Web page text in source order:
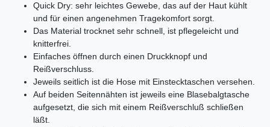
Quick Dry: sehr leichtes Gewebe, das auf der Haut kühlt
und für einen angenehmen Tragekomfort sorgt.
Das Material trocknet sehr schnell, ist pflegeleicht und
knitterfrei.
Einfaches öffnen durch einen Druckknopf und
Reißverschluss.
Jeweils seitlich ist die Hose mit Einstecktaschen versehen.
Auf beiden Seitennähten ist jeweils eine Blasebalgtasche
aufgesetzt, die sich mit einem Reißverschluß schließen
läßt.